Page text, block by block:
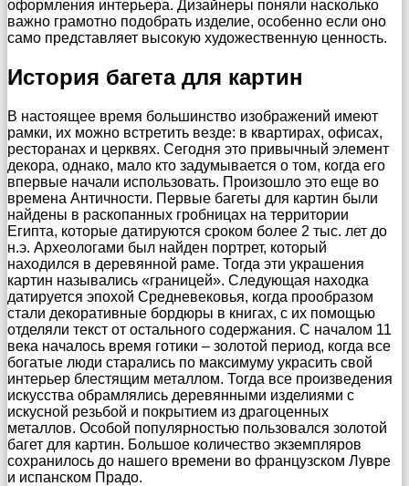
оформления интерьера. Дизайнеры поняли насколько
важно грамотно подобрать изделие, особенно если оно
само представляет высокую художественную ценность.
История багета для картин
В настоящее время большинство изображений имеют
рамки, их можно встретить везде: в квартирах, офисах,
ресторанах и церквях. Сегодня это привычный элемент
декора, однако, мало кто задумывается о том, когда его
впервые начали использовать. Произошло это еще во
времена Античности. Первые багеты для картин были
найдены в раскопанных гробницах на территории
Египта, которые датируются сроком более 2 тыс. лет до
н.э. Археологами был найден портрет, который
находился в деревянной раме. Тогда эти украшения
картин назывались «границей». Следующая находка
датируется эпохой Средневековья, когда прообразом
стали декоративные бордюры в книгах, с их помощью
отделяли текст от остального содержания. С началом 11
века началось время готики – золотой период, когда все
богатые люди старались по максимуму украсить свой
интерьер блестящим металлом. Тогда все произведения
искусства обрамлялись деревянными изделиями с
искусной резьбой и покрытием из драгоценных
металлов. Особой популярностью пользовался золотой
багет для картин. Большое количество экземпляров
сохранилось до нашего времени во французском Лувре
и испанском Прадо.